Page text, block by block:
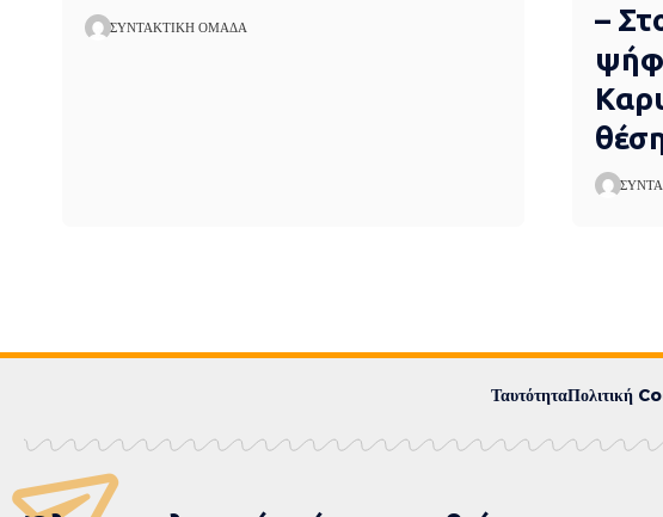
ΣΥΝΤΑΚΤΙΚΉ ΟΜΆΔΑ
–
ΤαυτότηταΠολιτική